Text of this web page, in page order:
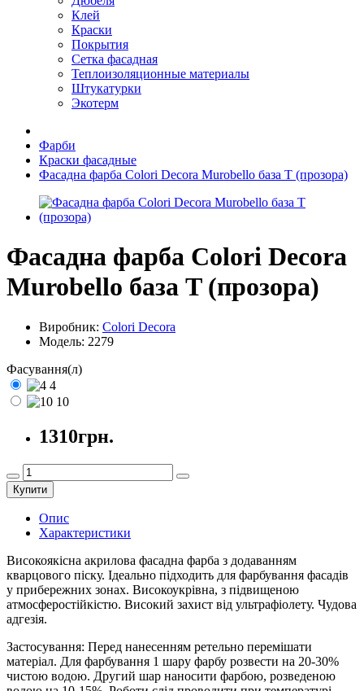
Клей
Краски
Покрытия
Сетка фасадная
Теплоизоляционные материалы
Штукатурки
Экотерм
Фарби
Краски фасадные
Фасадна фарба Colori Decora Murobello база T (прозора)
Фасадна фарба Colori Decora
Murobello база T (прозора)
Виробник: Colori Decora
Модель: 2279
Фасування(л)
4
10
1310грн.
Купити
Опис
Характеристики
Високоякісна акрилова фасадна фарба з додаванням
кварцового піску. Ідеально підходить для фарбування фасадів
у прибережних зонах. Високоукрівна, з підвищеною
атмосферостійкістю. Високий захист від ультрафіолету. Чудова
адгезія.
Застосування: Перед нанесенням ретельно перемішати
матеріал. Для фарбування 1 шару фарбу розвести на 20-30%
чистою водою. Другий шар наносити фарбою, розведеною